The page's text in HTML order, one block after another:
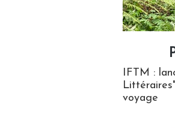
IFTM :
voyage